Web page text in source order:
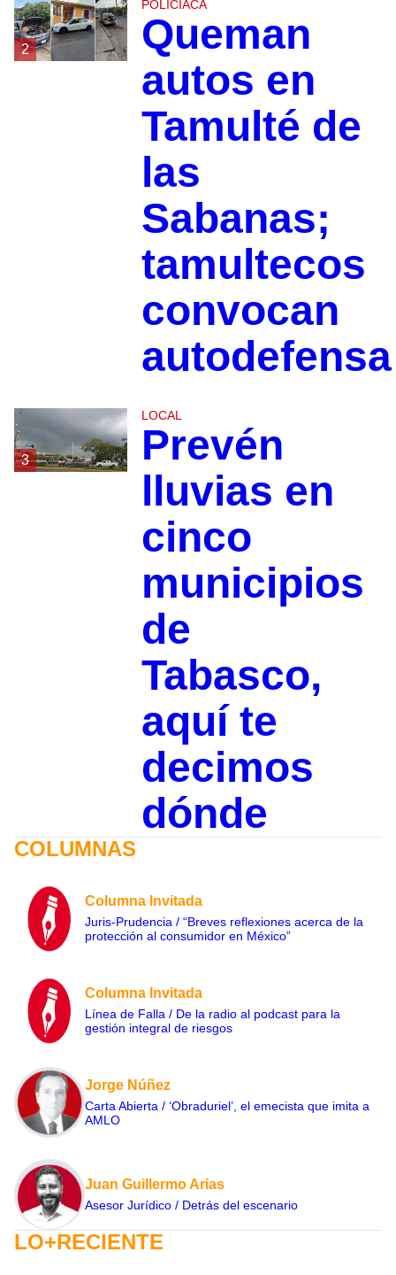
2
POLICIACA
Queman
autos en
Tamulté de
las
Sabanas;
tamultecos
convocan
autodefensa
3
LOCAL
Prevén
lluvias en
cinco
municipios
de
Tabasco,
aquí te
decimos
dónde
COLUMNAS
Columna Invitada
Juris-Prudencia / “Breves reflexiones acerca de la
protección al consumidor en México”
Columna Invitada
Línea de Falla / De la radio al podcast para la
gestión integral de riesgos
Jorge Núñez
Carta Abierta / ‘Obraduriel’, el emecista que imita a
AMLO
Juan Guillermo Arias
Asesor Jurídico / Detrás del escenario
LO+RECIENTE